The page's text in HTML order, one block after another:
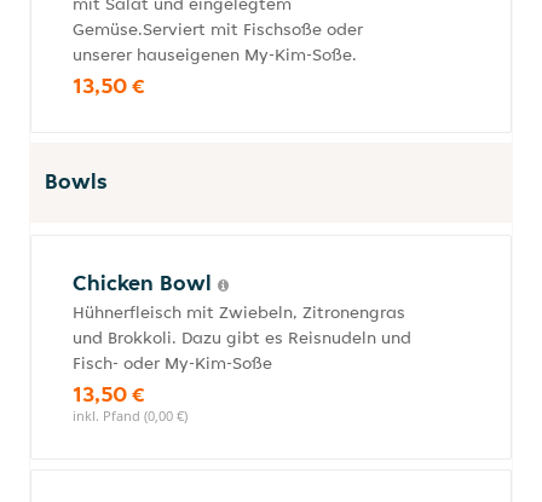
Gemüse.Serviert mit Fischsoße oder
unserer hauseigenen My-Kim-Soße.
13,50 €
Bowls
Chicken Bowl
Hühnerfleisch mit Zwiebeln, Zitronengras
und Brokkoli. Dazu gibt es Reisnudeln und
Fisch- oder My-Kim-Soße
13,50 €
inkl. Pfand (0,00 €)